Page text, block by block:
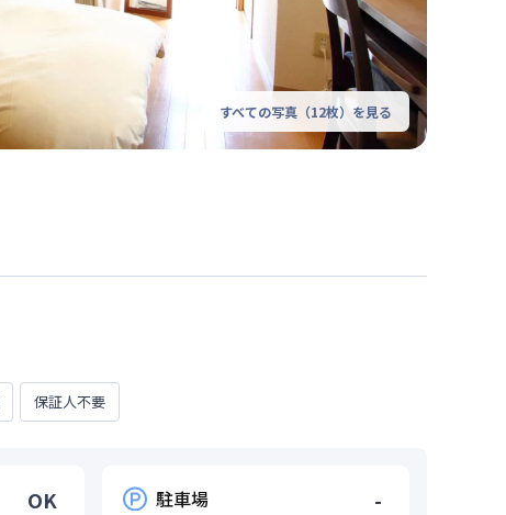
すべての写真（12枚）を見る
保証人不要
OK 駐車場 -